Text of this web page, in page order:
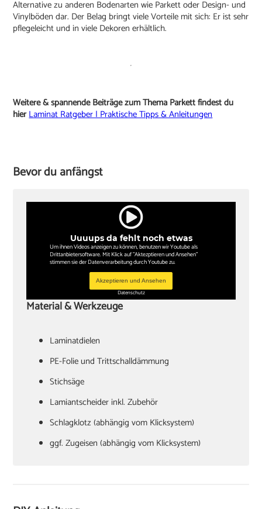
Alternative zu anderen Bodenarten wie Parkett oder Design- und
Vinylböden dar. Der Belag bringt viele Vorteile mit sich: Er ist sehr
pflegeleicht und in viele Dekoren erhältlich.
Weitere & spannende Beiträge zum Thema Parkett findest du
hierLaminat Ratgeber | Praktische Tipps & Anleitungen
Bevor du anfängst
Uuuups da fehlt noch etwas
Um ihnen Videos anzeigen zu können, benutzen wir Youtube als
Drittanbietersoftware. Mit Klick auf "Aktezptieren und Ansehen"
stimmen sie der Datenverarbeitung durch Youtube zu.
Akzeptieren und Ansehen
Datenschutz
Material & Werkzeuge
Laminatdielen
PE-Folie und Trittschalldämmung
Stichsäge
Lamiantscheider inkl. Zubehör
Schlagklotz (abhängig vom Klicksystem)
ggf. Zugeisen (abhängig vom Klicksystem)
Cuttermesser